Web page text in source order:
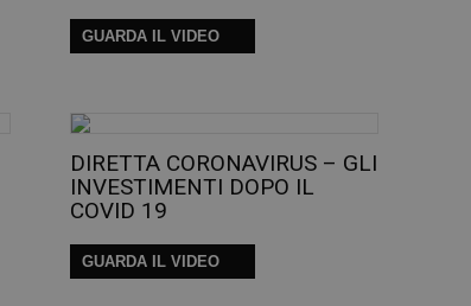
GUARDA IL VIDEO
DIRETTA CORONAVIRUS – GLI
INVESTIMENTI DOPO IL
COVID 19
GUARDA IL VIDEO